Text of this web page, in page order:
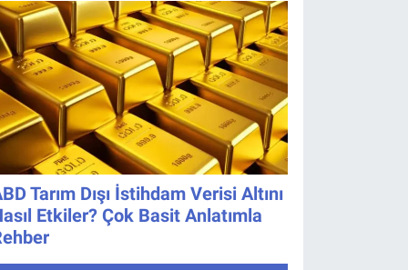
Tarım Dışı İstihdam Verisi Altını
Etkiler? Çok Basit Anlatımla